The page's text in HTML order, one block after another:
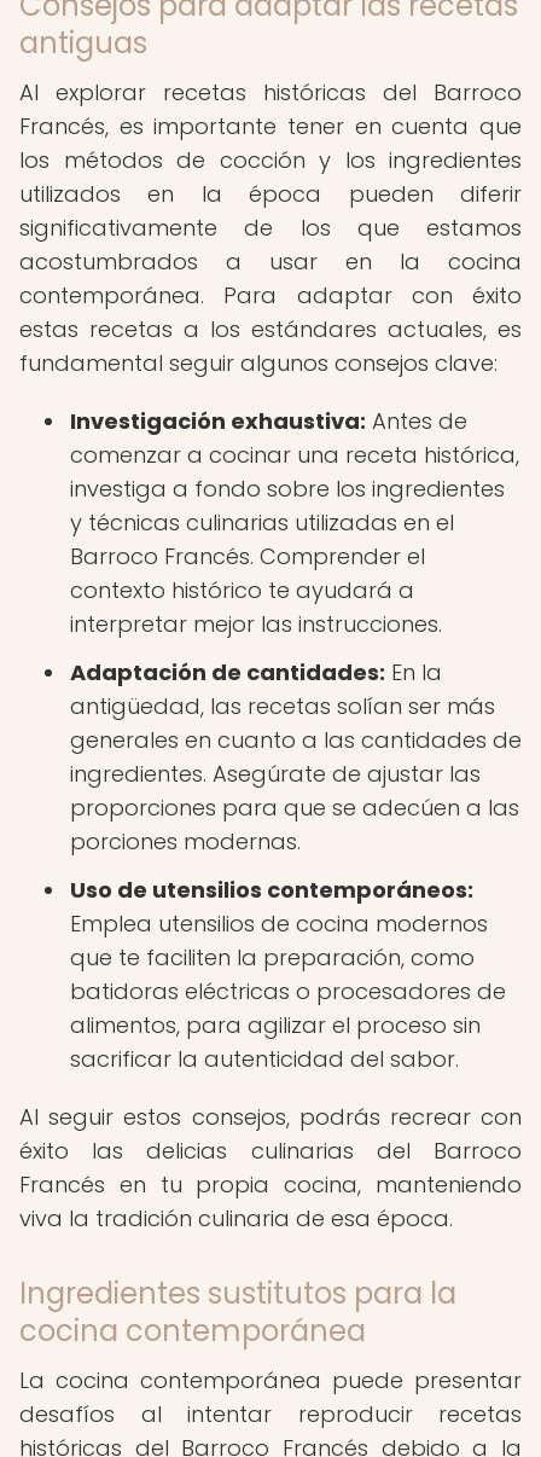
antiguas
Al explorar recetas históricas del Barroco
Francés, es importante tener en cuenta que
los métodos de cocción y los ingredientes
utilizados en la época pueden diferir
significativamente de los que estamos
acostumbrados a usar en la cocina
contemporánea. Para adaptar con éxito
estas recetas a los estándares actuales, es
fundamental seguir algunos consejos clave:
Investigación exhaustiva: Antes de
comenzar a cocinar una receta histórica,
investiga a fondo sobre los ingredientes
y técnicas culinarias utilizadas en el
Barroco Francés. Comprender el
contexto histórico te ayudará a
interpretar mejor las instrucciones.
Adaptación de cantidades: En la
antigüedad, las recetas solían ser más
generales en cuanto a las cantidades de
ingredientes. Asegúrate de ajustar las
proporciones para que se adecúen a las
porciones modernas.
Uso de utensilios contemporáneos:
Emplea utensilios de cocina modernos
que te faciliten la preparación, como
batidoras eléctricas o procesadores de
alimentos, para agilizar el proceso sin
sacrificar la autenticidad del sabor.
Al seguir estos consejos, podrás recrear con
éxito las delicias culinarias del Barroco
Francés en tu propia cocina, manteniendo
viva la tradición culinaria de esa época.
Ingredientes sustitutos para la
cocina contemporánea
La cocina contemporánea puede presentar
desafíos al intentar reproducir recetas
históricas del Barroco Francés debido a la